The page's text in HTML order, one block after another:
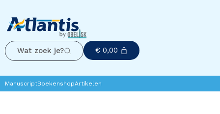
Wat zoek je? € 0,00
ManuscriptBoekenshopArtikelen